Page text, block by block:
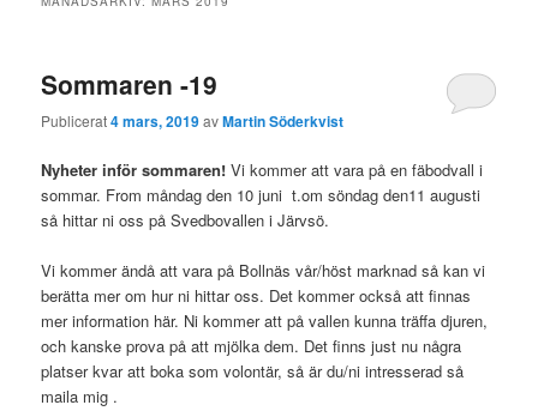
Sommaren -19
Publicerat4 mars, 2019avMartin Söderkvist
Nyheter inför sommaren! Vi kommer att vara på en fäbodvall i
sommar. From måndag den 10 juni t.om söndag den11 augusti
så hittar ni oss på Svedbovallen i Järvsö.
Vi kommer ändå att vara på Bollnäs vår/höst marknad så kan vi
berätta mer om hur ni hittar oss. Det kommer också att finnas
mer information här. Ni kommer att på vallen kunna träffa djuren,
och kanske prova på att mjölka dem. Det finns just nu några
platser kvar att boka som volontär, så är du/ni intresserad så
maila mig .